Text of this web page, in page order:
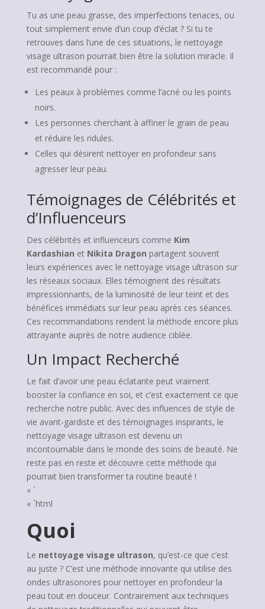
Tu as une peau grasse, des imperfections tenaces, ou
tout simplement envie d’un coup d’éclat ? Si tu te
retrouves dans l’une de ces situations, le nettoyage
visage ultrason pourrait bien être la solution miracle. Il
est recommandé pour :
Les peaux à problèmes comme l’acné ou les points
noirs.
Les personnes cherchant à affiner le grain de peau
et réduire les ridules.
Celles qui désirent nettoyer en profondeur sans
agresser leur peau.
Témoignages de Célébrités et
d’Influenceurs
Des célébrités et influenceurs comme Kim
Kardashian et Nikita Dragon partagent souvent
leurs expériences avec le nettoyage visage ultrason sur
les réseaux sociaux. Elles témoignent des résultats
impressionnants, de la luminosité de leur teint et des
bénéfices immédiats sur leur peau après ces séances.
Ces recommandations rendent la méthode encore plus
attrayante auprès de notre audience ciblée.
Un Impact Recherché
Le fait d’avoir une peau éclatante peut vraiment
booster la confiance en soi, et c’est exactement ce que
recherche notre public. Avec des influences de style de
vie avant-gardiste et des témoignages inspirants, le
nettoyage visage ultrason est devenu un
incontournable dans le monde des soins de beauté. Ne
reste pas en reste et découvre cette méthode qui
pourrait bien transformer ta routine beauté !
« `
« `html
Quoi
Le nettoyage visage ultrason, qu’est-ce que c’est
au juste ? C’est une méthode innovante qui utilise des
ondes ultrasonores pour nettoyer en profondeur la
peau tout en douceur. Contrairement aux techniques